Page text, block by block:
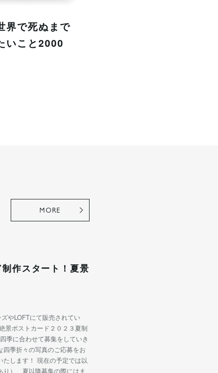
界で死ぬまで
いこと2000
MORE
作スタート！夏景
やLOFTにて販売されてい
景ポストカード２０２３夏制
季に合わせて募集をしていき
季折々の写真のご応募をお
します！ 現在の予定では以
）、夏以降募集の際にはま